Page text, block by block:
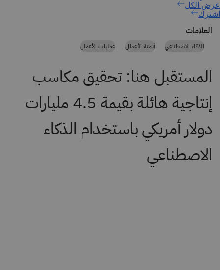
اشترك
العلامات
الذكاء الاصطناعي أتمتة الأعمال عمليات الأعمال
المستقبل هنا: تحقيق مكاسب
إنتاجية هائلة بقيمة 4.5 مليارات
دولار أمريكي باستخدام الذكاء
الاصطناعي